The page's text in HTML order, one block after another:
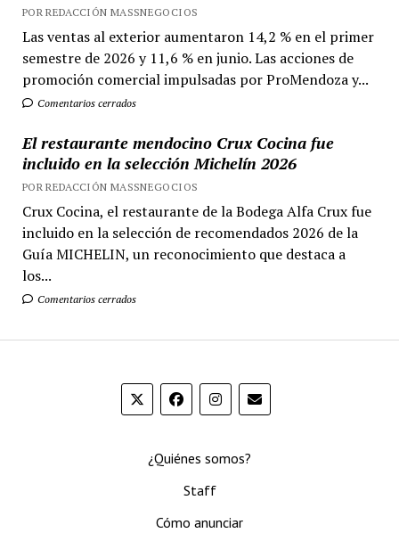
POR REDACCIÓN MASSNEGOCIOS
Las ventas al exterior aumentaron 14,2 % en el primer
semestre de 2026 y 11,6 % en junio. Las acciones de
promoción comercial impulsadas por ProMendoza y...
Comentarios cerrados
El restaurante mendocino Crux Cocina fue
incluido en la selección Michelín 2026
POR REDACCIÓN MASSNEGOCIOS
Crux Cocina, el restaurante de la Bodega Alfa Crux fue
incluido en la selección de recomendados 2026 de la
Guía MICHELIN, un reconocimiento que destaca a
los...
Comentarios cerrados
¿Quiénes somos?
Staff
Cómo anunciar